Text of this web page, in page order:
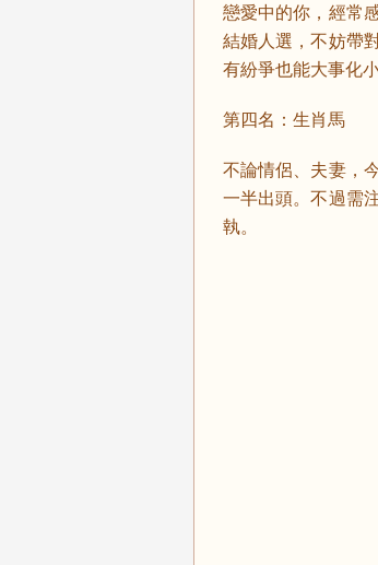
戀愛中的你，經常
結婚人選，不妨帶
有紛爭也能大事化
第四名：生肖馬
不論情侶、夫妻，
一半出頭。不過需
執。